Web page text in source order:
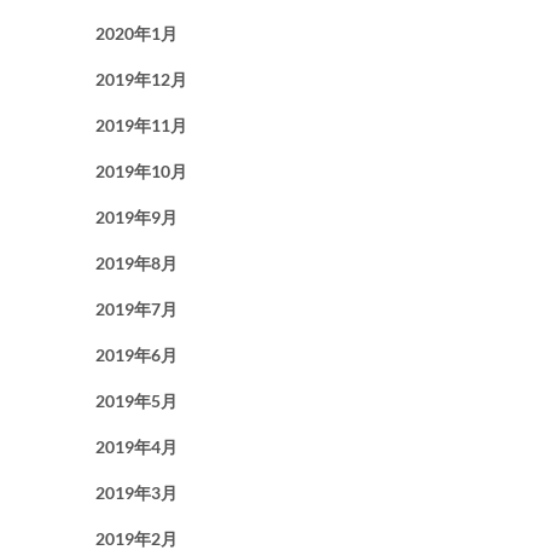
2020年1月
2019年12月
2019年11月
2019年10月
2019年9月
2019年8月
2019年7月
2019年6月
2019年5月
2019年4月
2019年3月
2019年2月